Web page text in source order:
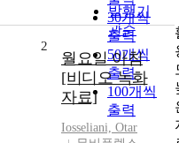
발행기
관순
30개씩
출력
50개씩
출력
100개씩
출력
2
월요일 아침
[비디오 녹화
자료]
Iosseliani, Otar